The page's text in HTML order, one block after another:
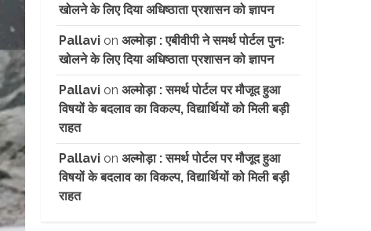
खोलने के लिए दिया अधिष्ठाता प्रशासन को ज्ञापन
Pallavion अल्मोड़ा : एबीवीपी ने समर्थ पोर्टल पुनः
खोलने के लिए दिया अधिष्ठाता प्रशासन को ज्ञापन
Pallavion अल्मोड़ा : समर्थ पोर्टल पर मौजूद हुआ
विषयों के बदलाव का विकल्प, विद्यार्थियों को मिली बड़ी
राहत
Pallavion अल्मोड़ा : समर्थ पोर्टल पर मौजूद हुआ
विषयों के बदलाव का विकल्प, विद्यार्थियों को मिली बड़ी
राहत